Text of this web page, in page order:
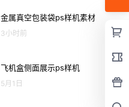
金属真空包装袋ps样机素材
3小时前
飞机盒侧面展示ps样机
5月1日